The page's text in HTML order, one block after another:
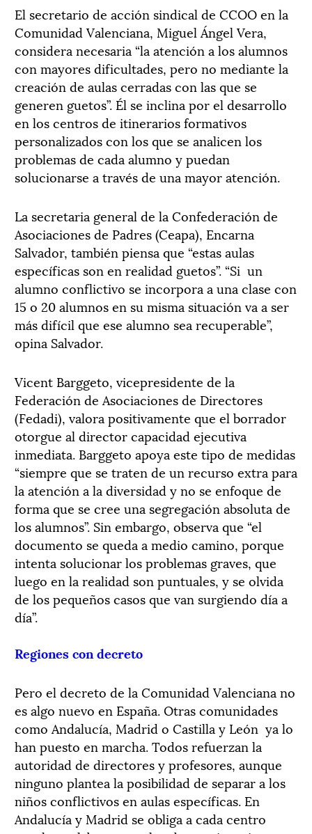
El secretario de acción sindical de CCOO en la
Comunidad Valenciana, Miguel Ángel Vera,
considera necesaria “la atención a los alumnos
con mayores dificultades, pero no mediante la
creación de aulas cerradas con las que se
generen guetos”. Él se inclina por el desarrollo
en los centros de itinerarios formativos
personalizados con los que se analicen los
problemas de cada alumno y puedan
solucionarse a través de una mayor atención.
La secretaria general de la Confederación de
Asociaciones de Padres (Ceapa), Encarna
Salvador, también piensa que “estas aulas
específicas son en realidad guetos”. “Si un
alumno conflictivo se incorpora a una clase con
15 o 20 alumnos en su misma situación va a ser
más difícil que ese alumno sea recuperable”,
opina Salvador.
Vicent Barggeto, vicepresidente de la
Federación de Asociaciones de Directores
(Fedadi), valora positivamente que el borrador
otorgue al director capacidad ejecutiva
inmediata. Barggeto apoya este tipo de medidas
“siempre que se traten de un recurso extra para
la atención a la diversidad y no se enfoque de
forma que se cree una segregación absoluta de
los alumnos”. Sin embargo, observa que “el
documento se queda a medio camino, porque
intenta solucionar los problemas graves, que
luego en la realidad son puntuales, y se olvida
de los pequeños casos que van surgiendo día a
día”.
Regiones con decreto
Pero el decreto de la Comunidad Valenciana no
es algo nuevo en España. Otras comunidades
como Andalucía, Madrid o Castilla y León ya lo
han puesto en marcha. Todos refuerzan la
autoridad de directores y profesores, aunque
ninguno plantea la posibilidad de separar a los
niños conflictivos en aulas específicas. En
Andalucía y Madrid se obliga a cada centro